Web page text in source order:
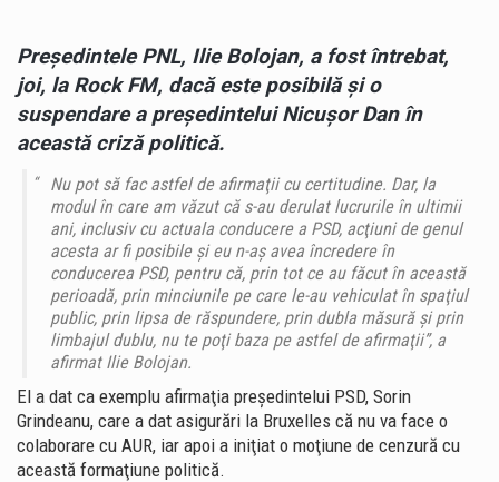
Preşedintele PNL, Ilie Bolojan, a fost întrebat,
joi, la Rock FM, dacă este posibilă şi o
suspendare a preşedintelui Nicuşor Dan în
această criză politică.
Nu pot să fac astfel de afirmaţii cu certitudine. Dar, la
modul în care am văzut că s-au derulat lucrurile în ultimii
ani, inclusiv cu actuala conducere a PSD, acţiuni de genul
acesta ar fi posibile şi eu n-aş avea încredere în
conducerea PSD, pentru că, prin tot ce au făcut în această
perioadă, prin minciunile pe care le-au vehiculat în spaţiul
public, prin lipsa de răspundere, prin dubla măsură şi prin
limbajul dublu, nu te poţi baza pe astfel de afirmaţii”, a
afirmat Ilie Bolojan.
El a dat ca exemplu afirmaţia preşedintelui PSD, Sorin
Grindeanu, care a dat asigurări la Bruxelles că nu va face o
colaborare cu AUR, iar apoi a iniţiat o moţiune de cenzură cu
această formaţiune politică.